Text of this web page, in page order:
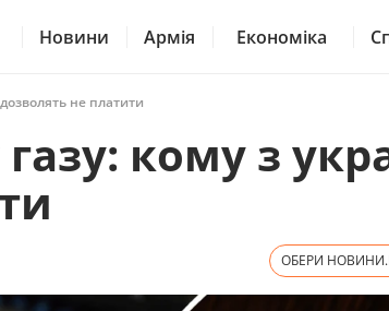
Новини Армія Економіка
дозволять не платити
кому з
ОБЕРИ